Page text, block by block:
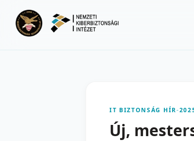
IT BIZTONSÁG HÍR-
Új,